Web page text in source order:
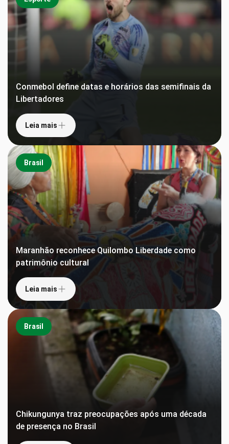
Conmebol define datas e horários das semifinais da
Libertadores
Leia mais
Brasil
Maranhão reconhece Quilombo Liberdade como
patrimônio cultural
Leia mais
Brasil
Chikungunya traz preocupações após uma década
de presença no Brasil